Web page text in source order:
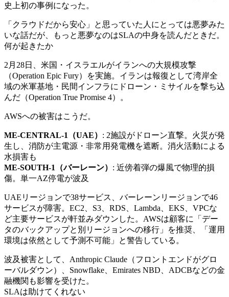
史上初の事例になった。
「クラウドだから安心」と思っていた人にとっては悪夢みた
いな話だが、もっと悪夢なのはSLAの中身を読んだときだ。
何が起きたか
2月28日、米国・イスラエルがイランへの大規模攻撃
（Operation Epic Fury）を実施。イランは報復として湾岸全
域の米軍基地・民間インフラにドローン・ミサイルを撃ち込
んだ（Operation True Promise 4）。
AWSへの被害はこうだ。
ME-CENTRAL-1（UAE） : 2施設がドローン直撃。火災が発
生し、消防が主電源・非常用発電機を遮断。消火活動による
水損害も
ME-SOUTH-1（バーレーン） : 近傍着弾の爆風で物理的損
傷。単一AZ停電が波及
UAEリージョンで38サービス、バーレーンリージョンで46
サービスが障害。EC2、S3、RDS、Lambda、EKS、VPCな
ど主要サービスが軒並みダウンした。AWSは顧客に「デー
タのバックアップと別リージョンへの移行」を推奨、「運用
環境は依然として予測不可能」と警告している。
波及被害として、Anthropic Claude（フロントエンドがグロ
ーバルダウン）、Snowflake、Emirates NBD、ADCBなどの金
融機関も影響を受けた。
SLAは助けてくれない